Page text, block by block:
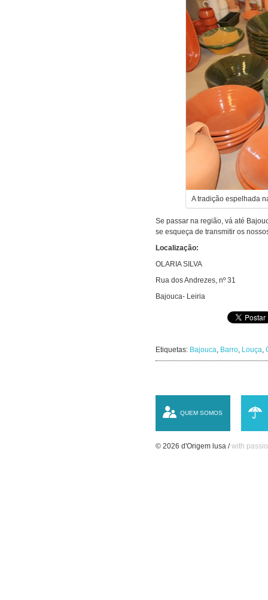
A tradição espelhada
Se passar na região, vá até
se esqueça de transmitir os
Localização:
OLARIA SILVA
Rua dos Andrezes, nº 31
Bajouca- Leiria
Etiquetas: Bajouca, Barro, Louça,
QUEM SOMOS
© 2026 d'Origem lusa /with